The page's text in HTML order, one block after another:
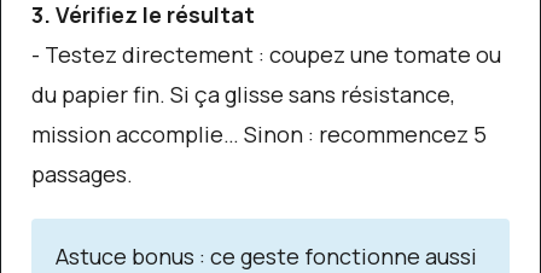
3. Vérifiez le résultat
- Testez directement : coupez une tomate ou
du papier fin. Si ça glisse sans résistance,
mission accomplie… Sinon : recommencez 5
passages.
Astuce bonus : ce geste fonctionne aussi